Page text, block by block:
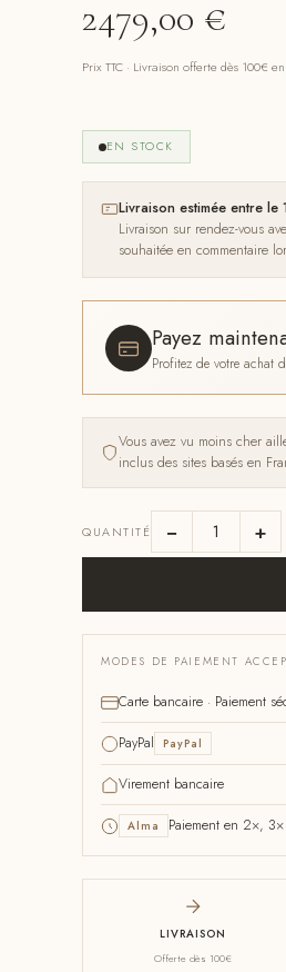
2479,00 €
Prix TTC · Livraison offerte dès 100€
EN STOCK
Livraison estimée entre
Livraison sur rendez-vous
souhaitée en commentaire
Payez
Profitez de votre achat
Vous avez vu moins cher
inclus des sites basés en
QUANTITÉ − +
MODES DE PAIEMENT
Carte bancaire · Paiement
PayPal PayPal
Virement bancaire
Alma Paiement en 2×,
LIVRAISON
Offerte dès 100€